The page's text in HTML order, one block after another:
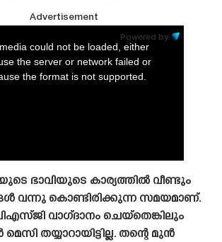
Advertisement
Powered by:
could not be loaded, either
the server or network failed or
the format is not supported.
ഭാവിയുടെ കാര്യത്തിൽ വീണ്ടും
വന്നു കൊണ്ടിരിക്കുന്ന സമയമാണ്.
വാഗ്‌ദാനം ചെയ്‌തെങ്കിലും
തയ്യാറായിട്ടില്ല. തന്റെ മുൻ